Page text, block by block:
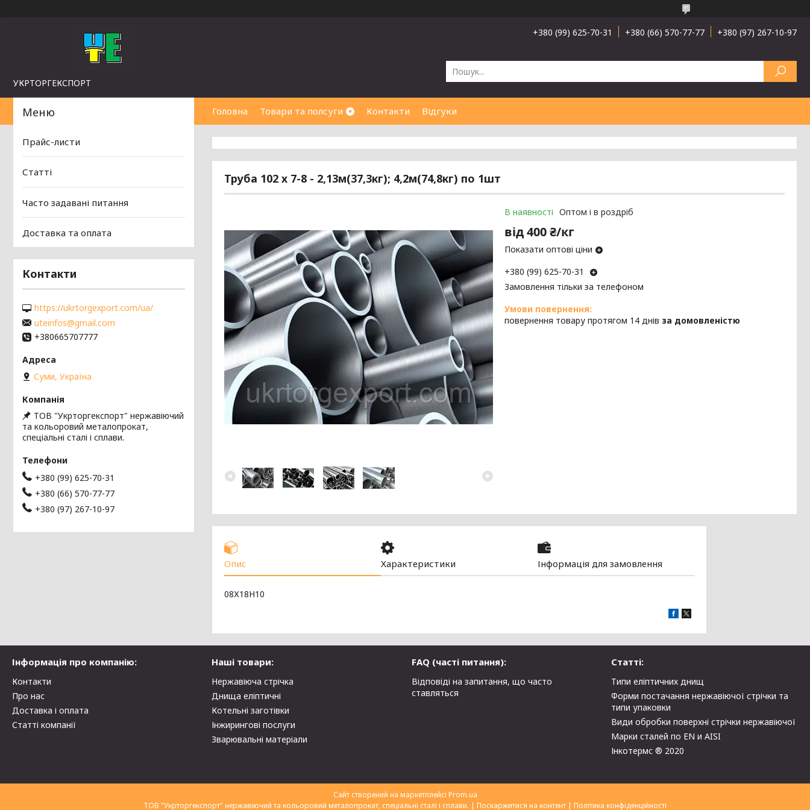
УКРТОРГЕКСПОРТ
+380 (99) 625-70-31 +380 (66) 570-77-77 +380 (97) 267-10-97
Головна Товари та полсуги Контакти Відгуки
Труба 102 х 7-8 - 2,13м(37,3кг); 4,2м(74,8кг) по 1шт
В наявності Оптом і в роздріб
від400 ₴/кг
Показати оптові ціни
+380 (99) 625-70-31
Замовлення тільки за телефоном
повернення товару протягом 14 днів за домовленістю
Опис Характеристики Інформація для замовлення
08Х18Н10
Прайс-листи
Статті
Часто задавані питання
Доставка та оплата
Контакти
https://ukrtorgexport.com/ua/
uteinfos@gmail.com
+380665707777
Суми, Україна
ТОВ "Укрторгекспорт" нержавіючий
та кольоровий металопрокат,
спеціальні сталі і сплави.
+380 (99) 625-70-31
+380 (66) 570-77-77
+380 (97) 267-10-97
Інформація про компанію:
Контакти
Про нас
Доставка і оплата
Статті компанії
Наші товари:
Нержавіюча стрічка
Днища еліптичні
Котельні заготівки
Інжирингові послуги
Зварювальні матеріали
FAQ (часті питання):
Відповіді на запитання, що часто
ставляться
Статті:
Типи еліптичних днищ
Форми постачання нержавіючої стрічки та
типи упаковки
Види обробки поверхні стрічки нержавіючої
Марки сталей по EN и AISI
Інкотермс ® 2020
Сайт створений на маркетплейсі Prom.ua
ТОВ "Укрторгекспорт" нержавіючий та кольоровий металопрокат, спеціальні сталі і сплави. | Поскаржитися на контент | Політика конфіденційності